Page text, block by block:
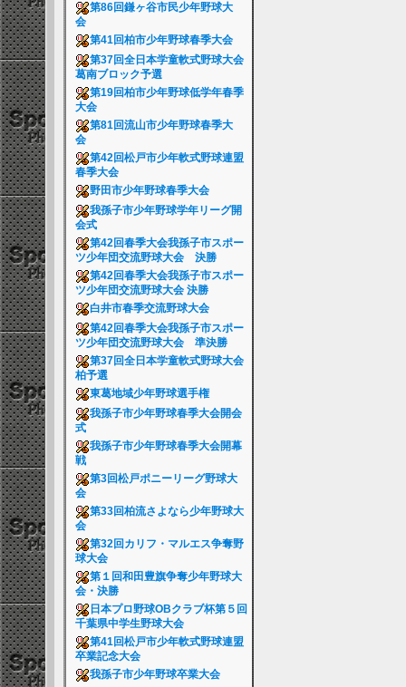
第86回鎌ヶ谷市民少年野球大
会
第41回柏市少年野球春季大会
第37回全日本学童軟式野球大会
葛南ブロック予選
第19回柏市少年野球低学年春季
大会
第81回流山市少年野球春季大
会
第42回松戸市少年軟式野球連盟
春季大会
野田市少年野球春季大会
我孫子市少年野球学年リーグ開
会式
第42回春季大会我孫子市スポー
ツ少年団交流野球大会 決勝
第42回春季大会我孫子市スポー
ツ少年団交流野球大会 決勝
白井市春季交流野球大会
第42回春季大会我孫子市スポー
ツ少年団交流野球大会 準決勝
第37回全日本学童軟式野球大会
柏予選
東葛地域少年野球選手権
我孫子市少年野球春季大会開会
式
我孫子市少年野球春季大会開幕
戦
第3回松戸ポニーリーグ野球大
会
第33回柏流さよなら少年野球大
会
第32回カリフ・マルエス争奪野
球大会
第１回和田豊旗争奪少年野球大
会・決勝
日本プロ野球OBクラブ杯第５回
千葉県中学生野球大会
第41回松戸市少年軟式野球連盟
卒業記念大会
我孫子市少年野球卒業大会